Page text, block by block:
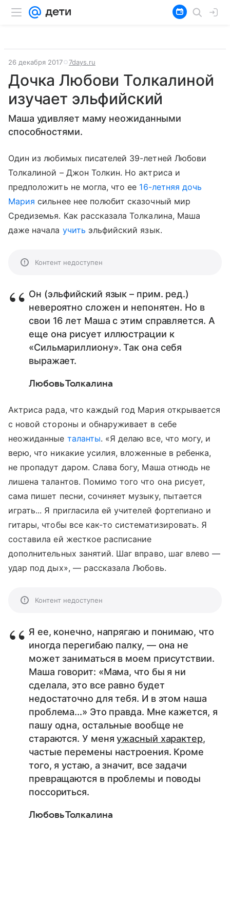
26 декабря 2017 7days.ru
Дочка Любови Толкалиной
изучает эльфийский
Маша удивляет маму неожиданными
способностями.
Один из любимых писателей 39-летней Любови
Толкалиной – Джон Толкин. Но актриса и
предположить не могла, что ее 16-летняя дочь
Мария сильнее нее полюбит сказочный мир
Средиземья. Как рассказала Толкалина, Маша
даже начала учить эльфийский язык.
Контент недоступен
Он (эльфийский язык – прим. ред.)
невероятно сложен и непонятен. Но в
свои 16 лет Маша с этим справляется. А
еще она рисует иллюстрации к
«Сильмариллиону». Так она себя
выражает.
Любовь Толкалина
Актриса рада, что каждый год Мария открывается
с новой стороны и обнаруживает в себе
неожиданные таланты. «Я делаю все, что могу, и
верю, что никакие усилия, вложенные в ребенка,
не пропадут даром. Слава богу, Маша отнюдь не
лишена талантов. Помимо того что она рисует,
сама пишет песни, сочиняет музыку, пытается
играть... Я пригласила ей учителей фортепиано и
гитары, чтобы все как-то систематизировать. Я
составила ей жесткое расписание
дополнительных занятий. Шаг вправо, шаг влево —
удар под дых», — рассказала Любовь.
Контент недоступен
Я ее, конечно, напрягаю и понимаю, что
иногда перегибаю палку, — она не
может заниматься в моем присутствии.
Маша говорит: «Мама, что бы я ни
сделала, это все равно будет
недостаточно для тебя. И в этом наша
проблема...» Это правда. Мне кажется, я
пашу одна, остальные вообще не
стараются. У меняужасный характер,
частые перемены настроения. Кроме
того, я устаю, а значит, все задачи
превращаются в проблемы и поводы
поссориться.
Любовь Толкалина